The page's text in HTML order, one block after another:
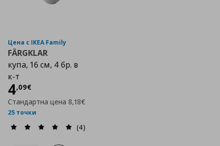
Цена с IKEA Family
FÄRGKLAR
купа, 16 см, 4 бр. в
к-т
4,09€
Цена
Стандартна цена 8,18€
25 точки
(4)